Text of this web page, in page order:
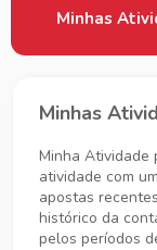
Minhas
Minhas
Minha Atividade
atividade com
apostas
histórico da
pelos períodos